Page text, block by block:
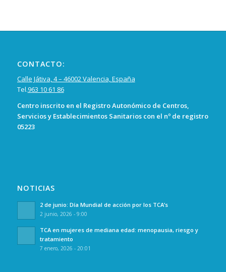
CONTACTO:
Calle Játiva, 4 – 46002 Valencia, España
Tel.963 10 61 86
Centro inscrito en el Registro Autonómico de Centros,
Servicios y Establecimientos Sanitarios con el nº de registro
05223
NOTICIAS
2 de junio: Día Mundial de acción por los TCA’s
2 junio, 2026 - 9:00
TCA en mujeres de mediana edad: menopausia, riesgo y
tratamiento
7 enero, 2026 - 20:01